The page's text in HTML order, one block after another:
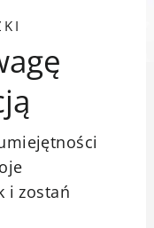
i zostań